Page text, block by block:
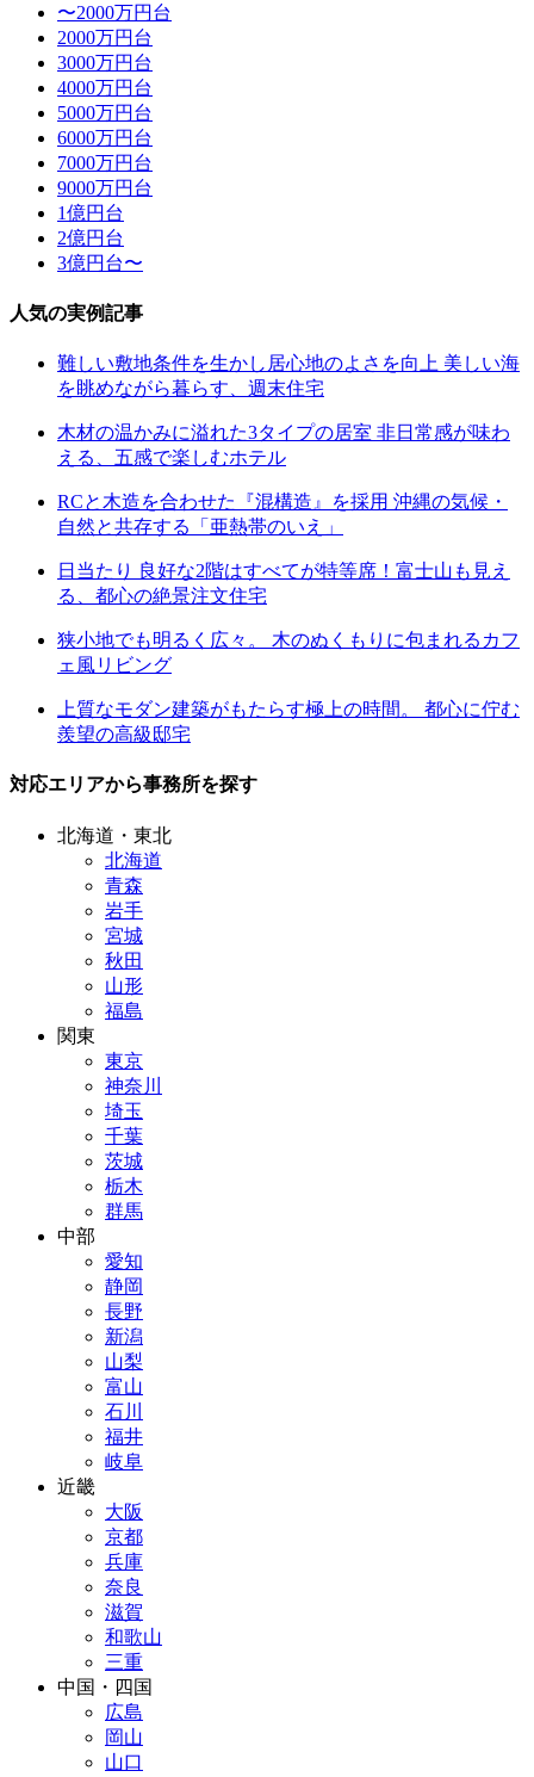
〜2000万円台
2000万円台
3000万円台
4000万円台
5000万円台
6000万円台
7000万円台
9000万円台
1億円台
2億円台
3億円台〜
人気の実例記事
難しい敷地条件を生かし居心地のよさを向上 美しい海
を眺めながら暮らす、週末住宅
木材の温かみに溢れた3タイプの居室 非日常感が味わ
える、五感で楽しむホテル
RCと木造を合わせた『混構造』を採用 沖縄の気候・
自然と共存する「亜熱帯のいえ」
日当たり 良好な2階はすべてが特等席！富士山も見え
る、都心の絶景注文住宅
狭小地でも明るく広々。 木のぬくもりに包まれるカフ
ェ風リビング
上質なモダン建築がもたらす極上の時間。 都心に佇む
羨望の高級邸宅
対応エリアから事務所を探す
北海道・東北
北海道
青森
岩手
宮城
秋田
山形
福島
関東
東京
神奈川
埼玉
千葉
茨城
栃木
群馬
中部
愛知
静岡
長野
新潟
山梨
富山
石川
福井
岐阜
近畿
大阪
京都
兵庫
奈良
滋賀
和歌山
三重
中国・四国
広島
岡山
山口